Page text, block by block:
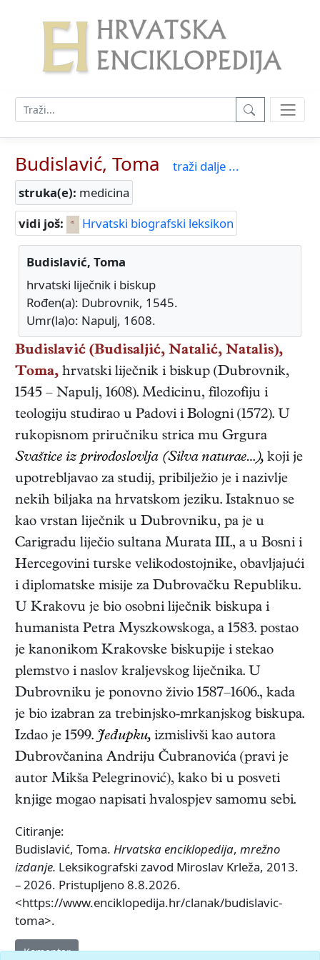
Budislavić, Toma
traži dalje ...
struka(e): medicina
vidi još:
Hrvatski biografski leksikon
Budislavić, Toma
hrvatski liječnik i biskup
Rođen(a): Dubrovnik, 1545.
Umr(la)o: Napulj, 1608.
Budislavić (Budisaljić, Natalić, Natalis),
Toma, hrvatski liječnik i biskup (Dubrovnik,
1545 – Napulj, 1608). Medicinu, filozofiju i
teologiju studirao u Padovi i Bologni (1572). U
rukopisnom priručniku strica mu Grgura
Svaštice iz prirodoslovlja (Silva naturae…), koji je
upotrebljavao za studij, pribilježio je i nazivlje
nekih biljaka na hrvatskom jeziku. Istaknuo se
kao vrstan liječnik u Dubrovniku, pa je u
Carigradu liječio sultana Murata III., a u Bosni i
Hercegovini turske velikodostojnike, obavljajući
i diplomatske misije za Dubrovačku Republiku.
U Krakovu je bio osobni liječnik biskupa i
humanista Petra Myszkowskoga, a 1583. postao
je kanonikom Krakovske biskupije i stekao
plemstvo i naslov kraljevskog liječnika. U
Dubrovniku je ponovno živio 1587–1606., kada
je bio izabran za trebinjsko-mrkanjskog biskupa.
Izdao je 1599.Jeđupku, izmislivši kao autora
Dubrovčanina Andriju Čubranovića (pravi je
autor Mikša Pelegrinović), kako bi u posveti
knjige mogao napisati hvalospjev samomu sebi.
Citiranje:
Budislavić, Toma. Hrvatska enciklopedija, mrežno
izdanje. Leksikografski zavod Miroslav Krleža, 2013.
– 2026. Pristupljeno 8.8.2026.
<https://www.enciklopedija.hr/clanak/budislavic-
toma>.
Komentar